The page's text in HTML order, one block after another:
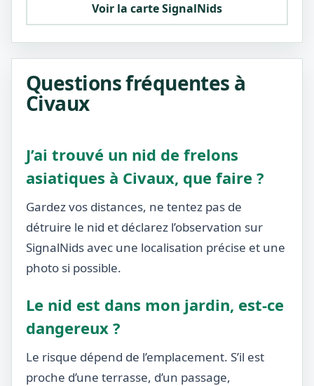
Voir la carte SignalNids
Questions fréquentes à
Civaux
J’ai trouvé un nid de frelons
asiatiques à Civaux, que faire ?
Gardez vos distances, ne tentez pas de
détruire le nid et déclarez l’observation sur
SignalNids avec une localisation précise et une
photo si possible.
Le nid est dans mon jardin, est-ce
dangereux ?
Le risque dépend de l’emplacement. S’il est
proche d’une terrasse, d’un passage,